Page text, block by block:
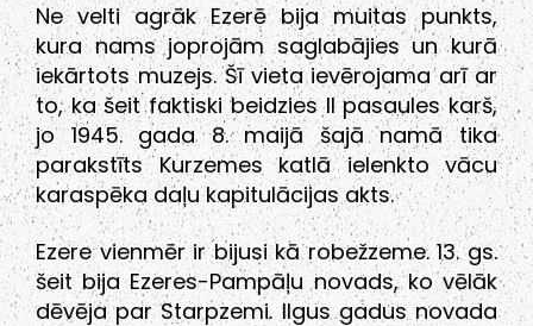
Ne velti agrāk Ezerē bija muitas punkts,
kura nams joprojām saglabājies un kurā
iekārtots muzejs. Šī vieta ievērojama arī ar
to, ka šeit faktiski beidzies II pasaules karš,
jo 1945. gada 8. maijā šajā namā tika
parakstīts Kurzemes katlā ielenkto vācu
karaspēka daļu kapitulācijas akts.
Ezere vienmēr ir bijusi kā robežzeme. 13. gs.
šeit bija Ezeres-Pampāļu novads, ko vēlāk
dēvēja par Starpzemi. Ilgus gadus novada